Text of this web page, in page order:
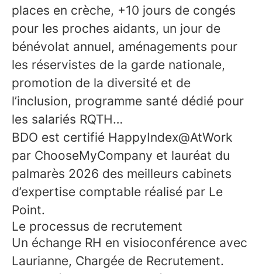
places en crèche, +10 jours de congés
pour les proches aidants, un jour de
bénévolat annuel, aménagements pour
les réservistes de la garde nationale,
promotion de la diversité et de
l’inclusion, programme santé dédié pour
les salariés RQTH…
BDO est certifié HappyIndex@AtWork
par ChooseMyCompany et lauréat du
palmarès 2026 des meilleurs cabinets
d’expertise comptable réalisé par Le
Point.
Le processus de recrutement
Un échange RH en visioconférence avec
Laurianne, Chargée de Recrutement.